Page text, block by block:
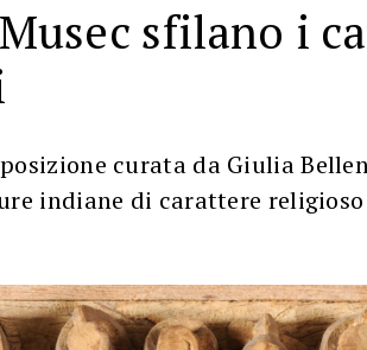
sfilano i
curata da Giulia
indiane di carattere religioso